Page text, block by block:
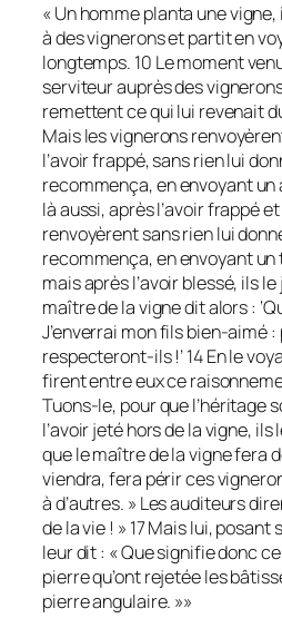
« Un homme planta une
à des vignerons et partit en
longtemps. 10 Le moment
serviteur auprès des
remettent ce qui lui revenait
Mais les vignerons
l’avoir frappé, sans rien lui
recommença, en envoyant
là aussi, après l’avoir frappé
renvoyèrent sans rien lui
recommença, en envoyant
mais après l’avoir blessé, ils
maître de la vigne dit alors :
J’enverrai mon fils bien-aimé
respecteront-ils !’ 14 En le
firent entre eux ce
Tuons-le, pour que l’héritage
l’avoir jeté hors de la vigne,
que le maître de la vigne fera
viendra, fera périr ces
à d’autres. » Les auditeurs
de la vie ! » 17 Mais lui, posant
leur dit : « Que signifie donc
pierre qu’ont rejetée les
pierre angulaire. »»